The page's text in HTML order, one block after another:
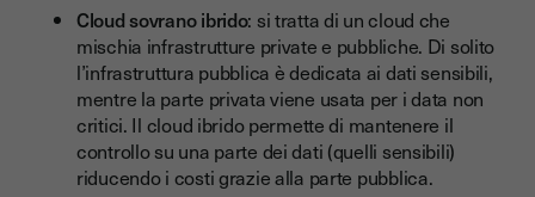
Cloud sovrano ibrido: si tratta di un cloud che
mischia infrastrutture private e pubbliche. Di solito
l’infrastruttura pubblica è dedicata ai dati sensibili,
mentre la parte privata viene usata per i data non
critici. Il cloud ibrido permette di mantenere il
controllo su una parte dei dati (quelli sensibili)
riducendo i costi grazie alla parte pubblica.